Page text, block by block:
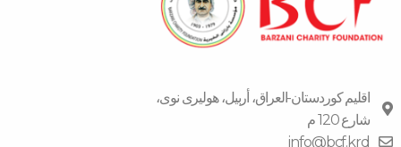
اقلیم كوردستان-العراق، أربیل، هولیری نوی،
شارع 120 م
info@bcf.krd